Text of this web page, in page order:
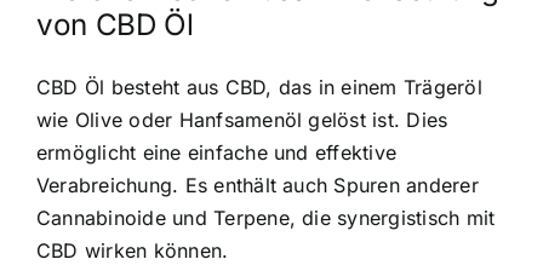
von CBD Öl
CBD Öl besteht aus CBD, das in einem Trägeröl
wie Olive oder Hanfsamenöl gelöst ist. Dies
ermöglicht eine einfache und effektive
Verabreichung. Es enthält auch Spuren anderer
Cannabinoide und Terpene, die synergistisch mit
CBD wirken können.